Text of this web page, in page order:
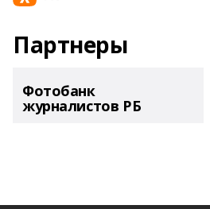
Партнеры
Фотобанк
журналистов РБ